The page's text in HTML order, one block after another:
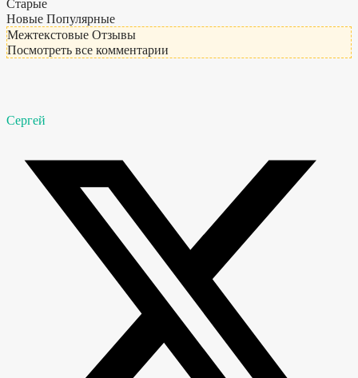
Старые
Новые Популярные
Межтекстовые Отзывы
Посмотреть все комментарии
Сергей